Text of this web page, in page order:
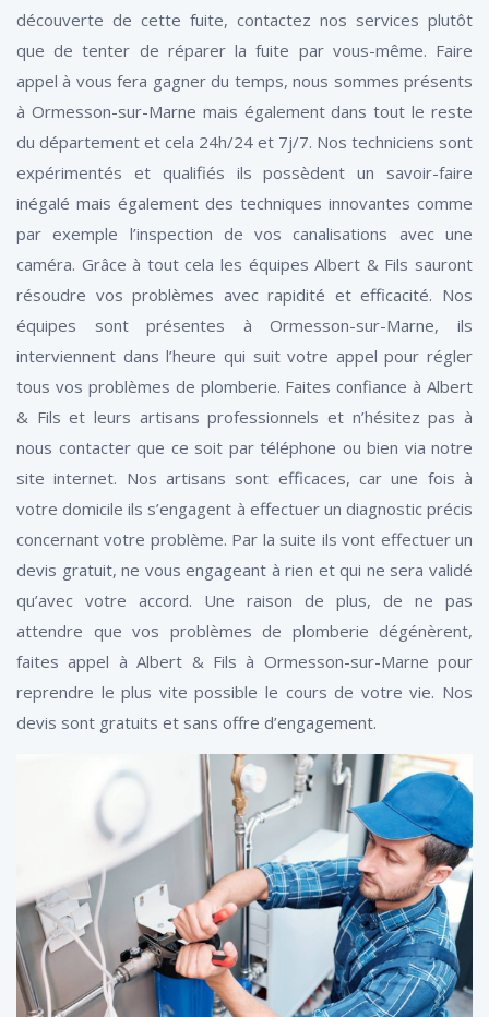
découverte de cette fuite, contactez nos services plutôt
que de tenter de réparer la fuite par vous-même. Faire
appel à vous fera gagner du temps, nous sommes présents
à Ormesson-sur-Marne mais également dans tout le reste
du département et cela 24h/24 et 7j/7. Nos techniciens sont
expérimentés et qualifiés ils possèdent un savoir-faire
inégalé mais également des techniques innovantes comme
par exemple l’inspection de vos canalisations avec une
caméra. Grâce à tout cela les équipes Albert & Fils sauront
résoudre vos problèmes avec rapidité et efficacité. Nos
équipes sont présentes à Ormesson-sur-Marne, ils
interviennent dans l’heure qui suit votre appel pour régler
tous vos problèmes de plomberie. Faites confiance à Albert
& Fils et leurs artisans professionnels et n’hésitez pas à
nous contacter que ce soit par téléphone ou bien via notre
site internet. Nos artisans sont efficaces, car une fois à
votre domicile ils s’engagent à effectuer un diagnostic précis
concernant votre problème. Par la suite ils vont effectuer un
devis gratuit, ne vous engageant à rien et qui ne sera validé
qu’avec votre accord. Une raison de plus, de ne pas
attendre que vos problèmes de plomberie dégénèrent,
faites appel à Albert & Fils à Ormesson-sur-Marne pour
reprendre le plus vite possible le cours de votre vie. Nos
devis sont gratuits et sans offre d’engagement.